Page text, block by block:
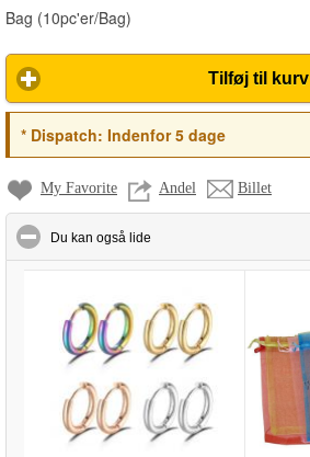
Bag (10pc'er/Bag)
Tilføj til kurv
*Dispatch: Indenfor 5 dage
My Favorite Andel Billet
Du kan også lide